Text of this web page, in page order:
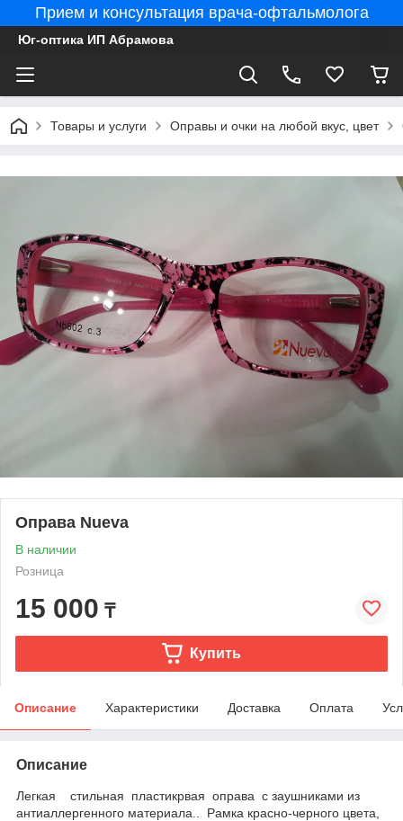
Прием и консультация врача-офтальмолога
Юг-оптика ИП Абрамова
Товары и услуги Оправы и очки на любой вкус, цвет
Оправа Nueva
В наличии
Розница
15 000 ₸
Купить
Описание Характеристики Доставка Оплата
Описание
Легкая стильная пластикрвая оправа с заушниками из
антиаллергенного материала.. Рамка красно-черного цвета,